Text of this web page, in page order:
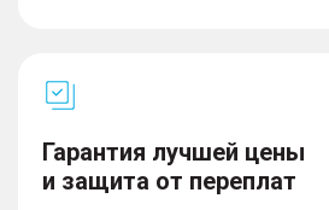
Гарантия лучшей цены
и защита от переплат